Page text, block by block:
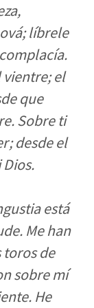
líbrele
vientre; el
que
Sobre ti
desde el
está
Me han
de
sobre mí
He